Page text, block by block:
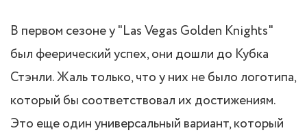
В первом сезоне у "Las Vegas Golden Knights"
был феерический успех, они дошли до Кубка
Стэнли. Жаль только, что у них не было логотипа,
который бы соответствовал их достижениям.
Это еще один универсальный вариант, который